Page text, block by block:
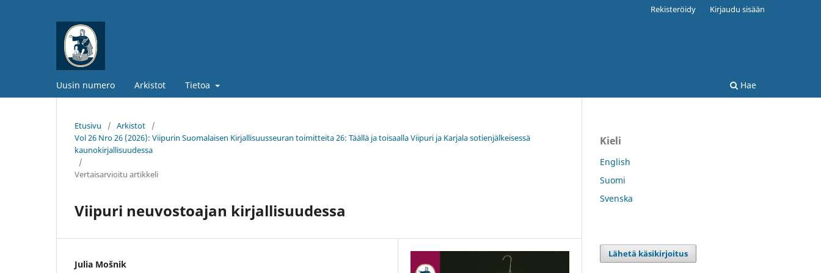
Uusin numero Arkistot Tietoa Hae
Rekisteröidy Kirjaudu sisään
Etusivu / Arkistot
/
Vol 26 Nro 26 (2026): Viipurin Suomalaisen Kirjallisuusseuran toimitteita 26: Täällä ja toisaalla Viipuri ja Karjala sotienjälkeisessä
kaunokirjallisuudessa
/
Vertaisarvioitu artikkeli
Viipuri neuvostoajan kirjallisuudessa
Julia Mošnik
Kieli
English
Suomi
Svenska
Lähetä käsikirjoitus